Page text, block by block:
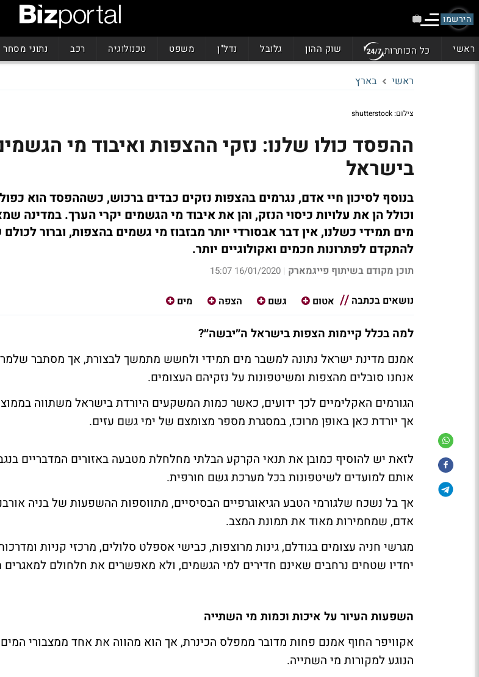
הירשמו
ראשי כל הכותרות שוק ההון גלובל נדל"ן משפט טכנולוגיה רכב נתוני מסחר
ראשי בארץ
צילום: shutterstock
ההפסד כולו שלנו: נזקי ההצפות ואיבוד מי
בישראל
בנוסף לסיכון חיי אדם, נגרמים בהצפות נזקים כבדים ברכוש, כשההפסד הוא
וכולל הן את עלויות כיסוי הנזק, והן את איבוד מי הגשמים יקרי הערך. במדינה
מים תמידי כשלנו, אין דבר אבסורדי יותר מבזבוז מי גשמים בהצפות, וברור
להתקדם לפתרונות חכמים ואקולוגיים יותר.
תוכן מקודם בשיתוף פייגמארק |
16/01/2020 15:07
נושאים בכתבה אטום גשם הצפה מים
למה בכלל קיימות הצפות בישראל ה״יבשה״?
אמנם מדינת ישראל נתונה למשבר מים תמידי ולחשש מתמשך לבצורת, אך מסתבר
אנחנו סובלים מהצפות ומשיטפונות על נזקיהם העצומים.
הגורמים האקלימיים לכך ידועים, כאשר כמות המשקעים היורדת בישראל משתווה
אך יורדת כאן באופן מרוכז, במסגרת מספר מצומצם של ימי גשם עזים.
לזאת יש להוסיף כמובן את תנאי הקרקע הבלתי מחלחלת מטבעה באזורים המדבריים
אותם למועדים לשיטפונות בכל מערכת גשם חורפית.
אך בל נשכח שלגורמי הטבע הגיאוגרפיים הבסיסיים, מתווספות ההשפעות של בניה
אדם, שמחמירות מאוד את תמונת המצב.
מגרשי חניה עצומים בגודלם, גינות מרוצפות, כבישי אספלט סלולים, מרכזי קניות
יחדיו שטחים נרחבים שאינם חדירים למי הגשמים, ולא מאפשרים את חלחולם למאגרים
השפעות העיור על איכות וכמות מי השתייה
אקוויפר החוף אמנם פחות מדובר ממפלס הכינרת, אך הוא מהווה את אחד ממצבורי
הנוגע למקורות מי השתייה.